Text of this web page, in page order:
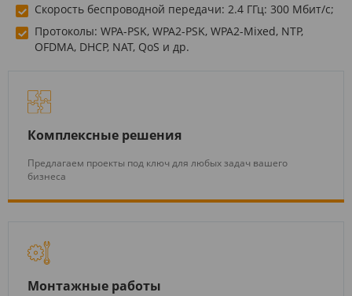
Скорость беспроводной передачи: 2.4 ГГц: 300 Мбит/с;
Протоколы: WPA-PSK, WPA2-PSK, WPA2-Mixed, NTP,
OFDMA, DHCP, NAT, QoS и др.
Комплексные решения
Предлагаем проекты под ключ для любых задач вашего
бизнеса
Монтажные работы